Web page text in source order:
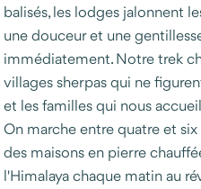
balisés, les lodges jalonnent
une douceur et une
immédiatement. Notre trek
villages sherpas qui ne
et les familles qui nous
On marche entre quatre et
des maisons en pierre
l'Himalaya chaque matin au